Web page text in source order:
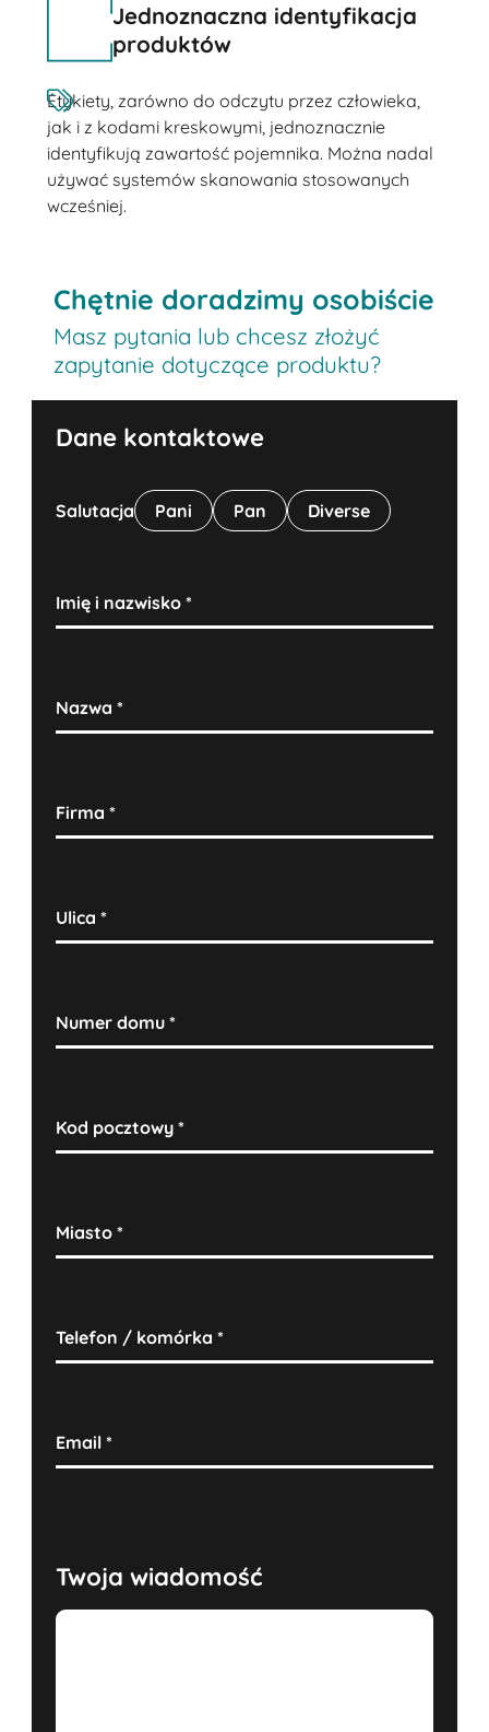
Jednoznaczna identyfikacja
produktów
Etykiety, zarówno do odczytu przez człowieka,
jak i z kodami kreskowymi, jednoznacznie
identyfikują zawartość pojemnika. Można nadal
używać systemów skanowania stosowanych
wcześniej.
Chętnie doradzimy osobiście
Masz pytania lub chcesz złożyć
zapytanie dotyczące produktu?
Dane kontaktowe
Salutacja Pani Pan Diverse
Imię i nazwisko*
Nazwa*
Firma*
Ulica*
Numer domu*
Kod pocztowy*
Miasto*
Telefon / komórka*
Email*
Twoja wiadomość